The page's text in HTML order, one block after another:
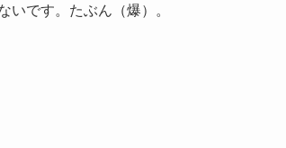
いです。たぶん（爆）。